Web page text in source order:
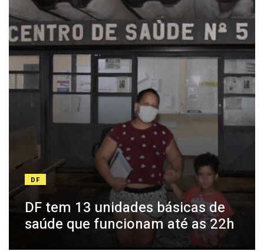
DF
DF tem 13 unidades básicas de
saúde que funcionam até as 22h